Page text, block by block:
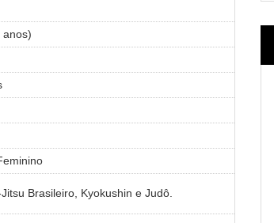
anos)
Brasileiro, Kyokushin e Judô.